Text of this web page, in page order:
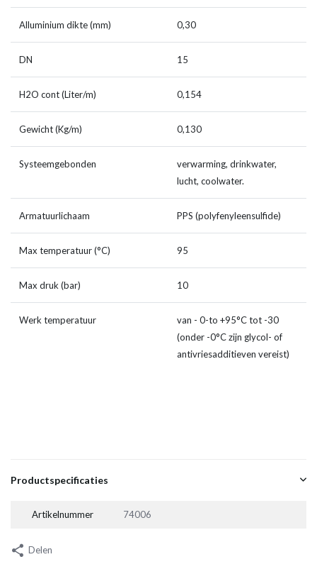
Alluminium dikte (mm) 0,30
DN 15
H2O cont (Liter/m) 0,154
Gewicht (Kg/m) 0,130
Systeemgebonden
verwarming, drinkwater,
lucht, coolwater.
Armatuurlichaam PPS (polyfenyleensulfide)
Max temperatuur (°C) 95
Max druk (bar) 10
Werk temperatuur
van - 0-to +95°C tot -30
(onder -0°C zijn glycol- of
antivriesadditieven vereist)
Productspecificaties
Artikelnummer 74006
Delen